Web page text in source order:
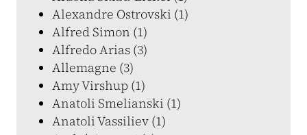
Alexandre Ostrovski (1)
Alfred Simon (1)
Alfredo Arias (3)
Allemagne (3)
Amy Virshup (1)
Anatoli Smelianski (1)
Anatoli Vassiliev (1)